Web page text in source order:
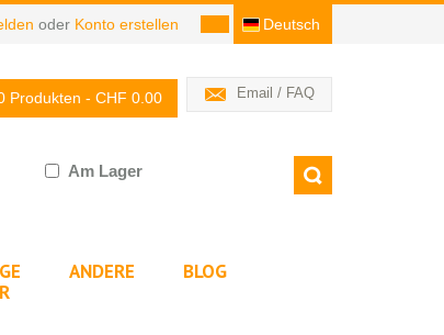
Deutsch
oder Konto erstellen
Email / FAQ
Produkten - CHF 0.00
Am Lager
ANDERE BLOG